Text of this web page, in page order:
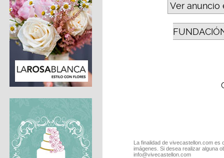
Ver anuncio
La finalidad de vivecastellon.com
imágenes. Si desea realizar alguna
info@vivecastellon.com